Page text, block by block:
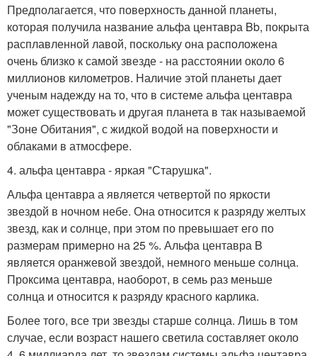
Предполагается, что поверхность данной планеты,
которая получила название альфа центавра Bb, покрыта
расплавленной лавой, поскольку она расположена
очень близко к самой звезде - на расстоянии около 6
миллионов километров. Наличие этой планеты дает
ученым надежду на то, что в системе альфа центавра
может существовать и другая планета в так называемой
"Зоне Обитания", с жидкой водой на поверхности и
облаками в атмосфере.
4. альфа центавра - яркая "Старушка".
Альфа центавра а является четвертой по яркости
звездой в ночном небе. Она относится к разряду желтых
звезд, как и солнце, при этом по превышает его по
размерам примерно на 25 %. Альфа центавра B
является оранжевой звездой, немного меньше солнца.
Проксима центавра, наоборот, в семь раз меньше
солнца и относится к разряду красного карлика.
Более того, все три звезды старше солнца. Лишь в том
случае, если возраст нашего светила составляет около